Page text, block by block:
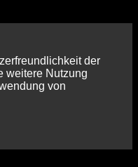
der
weitere Nutzung
von